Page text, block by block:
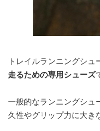
トレイルランニングシュ
走るための専用シューズ
一般的なランニングシュ
久性やグリップ力に大き